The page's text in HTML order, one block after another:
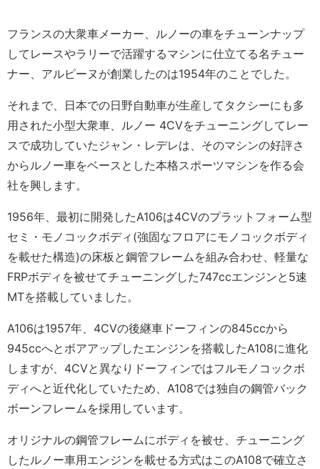
フランスの大衆車メーカー、ルノーの車をチューンナップ
してレースやラリーで活躍するマシンに仕立てる名チュー
ナー、アルピーヌが創業したのは1954年のことでした。
それまで、日本での日野自動車が生産してタクシーにも多
用された小型大衆車、ルノー 4CVをチューニングしてレー
スで成功していたジャン・レデレは、そのマシンの好評さ
からルノー車をベースとした本格スポーツマシンを作る会
社を興します。
1956年、最初に開発したA106は4CVのプラットフォーム型
セミ・モノコックボディ(強固なフロアにモノコックボディ
を載せた構造)の床板と鋼管フレームを組み合わせ、軽量な
FRPボディを被せてチューニングした747ccエンジンと5速
MTを搭載していました。
A106は1957年、4CVの後継車ドーフィンの845ccから
945ccへとボアアップしたエンジンを搭載したA108に進化
しますが、4CVと異なりドーフィンではフルモノコックボ
ディへと近代化していたため、A108では独自の鋼管バック
ボーンフレームを採用しています。
オリジナルの鋼管フレームにボディを被せ、チューニング
したルノー車用エンジンを載せる方式はこのA108で確立さ